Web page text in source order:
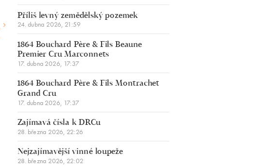
Příliš levný zemědělský pozemek
24. dubna 2026, 21:59
1864 Bouchard Père & Fils Beaune
Premier Cru Marconnets
17. dubna 2026, 17:37
1864 Bouchard Père & Fils Montrachet
Grand Cru
17. dubna 2026, 17:37
Zajímavá čísla k DRCu
28. března 2026, 22:26
Nejzajímavější vinné loupeže
28. března 2026, 22:02